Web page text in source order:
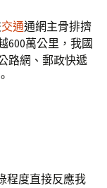
交通通網主骨排擠
600萬公里，我國
路網、郵政快遞
程度直接反應我